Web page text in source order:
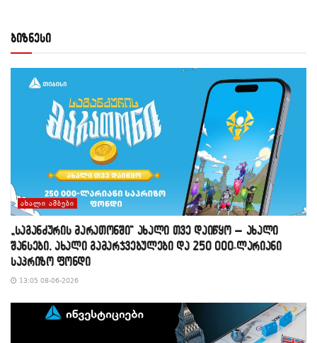
ბიზნესი
ᲐᲮᲐᲚᲘ ᲐᲛᲑᲔᲑᲘ
„საგანძურის მარათონში“ ახალი თვე დაიწყო – ახალი
შანსები, ახალი გამარჯვებულები და 250 000-ლარიანი
საპრიზო ფონდი
13:05 08-06-2026